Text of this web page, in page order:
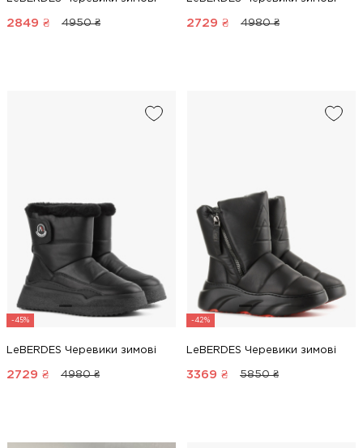
2849 ₴ 4950 ₴ 2729 ₴ 4980 ₴
-45%
LeBERDES Черевики зимові
2729 ₴ 4980 ₴
-42%
LeBERDES Черевики зимові
3369 ₴ 5850 ₴